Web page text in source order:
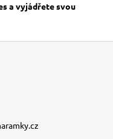
a vyjádřete svou